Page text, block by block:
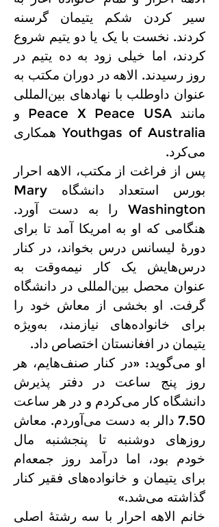
سیر کردن شکم یتیمان گرسنه
کردند. نخست با یک یا دو یتیم شروع
کردند، اما خیلی زود به ده یتیم در
روز رسیدند. الاهه در دوران مکتب به
عنوان داوطلب با نهادهای بین‌المللی
مانند Peace X Peace USA و
Youthgas of Australia همکاری
می‌کرد.
پس از فراغت از مکتب، الاهه احرار
بورس استعداد دانشگاه Mary
Washington را به دست آورد.
هنگامی که او به امریکا آمد تا برای
دورهٔ لیسانس درس بخواند، در کنار
درس‌هایش یک کار نیمه‌وقت به
عنوان محصل بین‌المللی در دانشگاه
گرفت. او بخشی از معاش خود را
برای خانواده‌های نیازمند، به‌ویژه
یتیمان در افغانستان اختصاص داد.
او می‌گوید: «در کنار صنف‌هایم، هر
روز پنج ساعت در دفتر پذیرش
دانشگاه کار می‌کردم و در هر ساعت
7.50 دالر به دست می‌آوردم. معاش
روزهای دوشنبه تا پنجشنبه مال
خودم بود، اما درآمد روز جمعه‌ام
برای یتیمان و خانواده‌های فقیر کنار
گذاشته می‌شد.»
خانم الاهه احرار با سه رشتهٔ اصلی